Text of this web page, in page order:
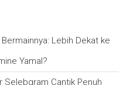
Lebih Dekat ke
Yamal?
Selebgram Cantik Penuh